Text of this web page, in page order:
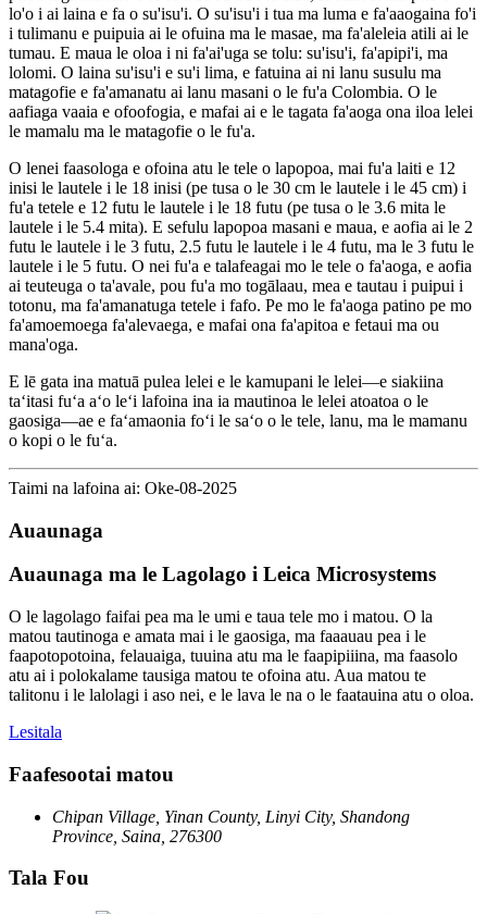
lo'o i ai laina e fa o su'isu'i. O su'isu'i i tua ma luma e fa'aaogaina fo'i
i tulimanu e puipuia ai le ofuina ma le masae, ma fa'aleleia atili ai le
tumau. E maua le oloa i ni fa'ai'uga se tolu: su'isu'i, fa'apipi'i, ma
lolomi. O laina su'isu'i e su'i lima, e fatuina ai ni lanu susulu ma
matagofie e fa'amanatu ai lanu masani o le fu'a Colombia. O le
aafiaga vaaia e ofoofogia, e mafai ai e le tagata fa'aoga ona iloa lelei
le mamalu ma le matagofie o le fu'a.
O lenei faasologa e ofoina atu le tele o lapopoa, mai fu'a laiti e 12
inisi le lautele i le 18 inisi (pe tusa o le 30 cm le lautele i le 45 cm) i
fu'a tetele e 12 futu le lautele i le 18 futu (pe tusa o le 3.6 mita le
lautele i le 5.4 mita). E sefulu lapopoa masani e maua, e aofia ai le 2
futu le lautele i le 3 futu, 2.5 futu le lautele i le 4 futu, ma le 3 futu le
lautele i le 5 futu. O nei fu'a e talafeagai mo le tele o fa'aoga, e aofia
ai teuteuga o ta'avale, pou fu'a mo togālaau, mea e tautau i puipui i
totonu, ma fa'amanatuga tetele i fafo. Pe mo le fa'aoga patino pe mo
fa'amoemoega fa'alevaega, e mafai ona fa'apitoa e fetaui ma ou
mana'oga.
E lē gata ina matuā pulea lelei e le kamupani le lelei—e siakiina
taʻitasi fuʻa aʻo leʻi lafoina ina ia mautinoa le lelei atoatoa o le
gaosiga—ae e faʻamaonia foʻi le saʻo o le tele, lanu, ma le mamanu
o kopi o le fuʻa.
Taimi na lafoina ai: Oke-08-2025
Auaunaga
Auaunaga ma le Lagolago i Leica Microsystems
O le lagolago faifai pea ma le umi e taua tele mo i matou. O la
matou tautinoga e amata mai i le gaosiga, ma faaauau pea i le
faapotopotoina, felauaiga, tuuina atu ma le faapipiiina, ma faasolo
atu ai i polokalame tausiga matou te ofoina atu. Aua matou te
talitonu i le lalolagi i aso nei, e le lava le na o le faatauina atu o oloa.
Lesitala
Faafesootai matou
Chipan Village, Yinan County, Linyi City, Shandong
Province, Saina, 276300
Tala Fou